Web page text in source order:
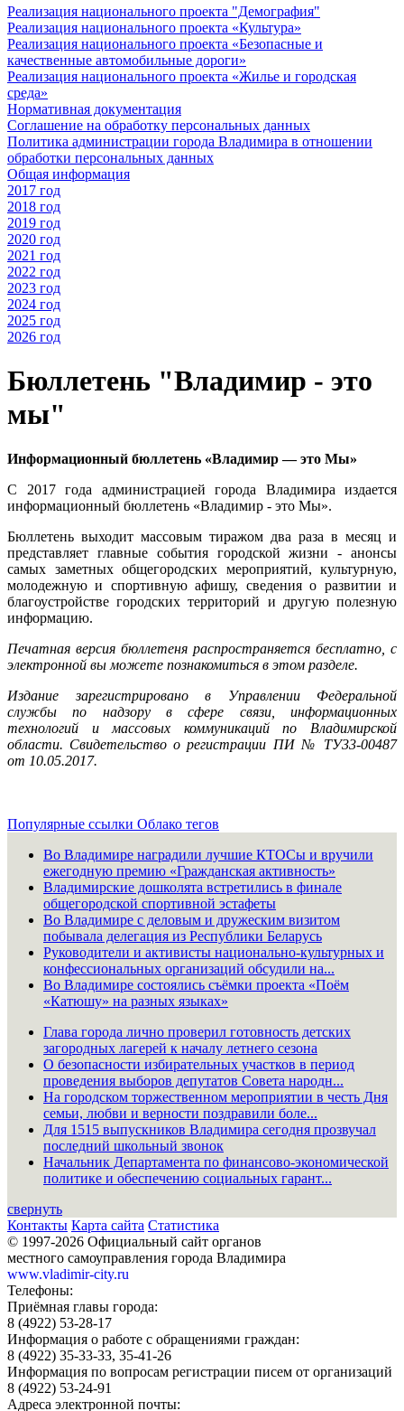
Реализация национального проекта "Демография"
Реализация национального проекта «Культура»
Реализация национального проекта «Безопасные и
качественные автомобильные дороги»
Реализация национального проекта «Жилье и городская
среда»
Нормативная документация
Соглашение на обработку персональных данных
Политика администрации города Владимира в отношении
обработки персональных данных
Общая информация
2017 год
2018 год
2019 год
2020 год
2021 год
2022 год
2023 год
2024 год
2025 год
2026 год
Бюллетень "Владимир - это
мы"
Информационный бюллетень «Владимир — это Мы»
С 2017 года администрацией города Владимира издается
информационный бюллетень «Владимир - это Мы».
Бюллетень выходит массовым тиражом два раза в месяц и
представляет главные события городской жизни - анонсы
самых заметных общегородских мероприятий, культурную,
молодежную и спортивную афишу, сведения о развитии и
благоустройстве городских территорий и другую полезную
информацию.
Печатная версия бюллетеня распространяется бесплатно, с
электронной вы можете познакомиться в этом разделе.
Издание зарегистрировано в Управлении Федеральной
службы по надзору в сфере связи, информационных
технологий и массовых коммуникаций по Владимирской
области. Свидетельство о регистрации ПИ № ТУ33-00487
от 10.05.2017.
Популярные ссылки Облако тегов
Во Владимире наградили лучшие КТОСы и вручили
ежегодную премию «Гражданская активность»
Владимирские дошколята встретились в финале
общегородской спортивной эстафеты
Во Владимире с деловым и дружеским визитом
побывала делегация из Республики Беларусь
Руководители и активисты национально-культурных и
конфессиональных организаций обсудили на...
Во Владимире состоялись съёмки проекта «Поём
«Катюшу» на разных языках»
Глава города лично проверил готовность детских
загородных лагерей к началу летнего сезона
О безопасности избирательных участков в период
проведения выборов депутатов Совета народн...
На городском торжественном мероприятии в честь Дня
семьи, любви и верности поздравили боле...
Для 1515 выпускников Владимира сегодня прозвучал
последний школьный звонок
Начальник Департамента по финансово-экономической
политике и обеспечению социальных гарант...
свернуть
Контакты Карта сайта Статистика
© 1997-2026 Официальный сайт органов
местного самоуправления города Владимира
www.vladimir-city.ru
Телефоны:
Приёмная главы города:
8 (4922) 53-28-17
Информация о работе с обращениями граждан:
8 (4922) 35-33-33, 35-41-26
Информация по вопросам регистрации писем от организаций
8 (4922) 53-24-91
Адреса электронной почты: